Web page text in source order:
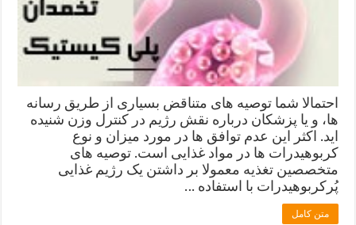
احتمالا شما توصیه های متناقض بسیاری از طریق رسانه
ها، و یا پزشکان درباره نقش رژیم در کنترل وزن شنیده
اید. اکثر این عدم توافق ها در مورد میزان و نوع
کربوهیدرات ها در مواد غذایی است. توصیه های
متخصصین تغذیه معمولا بر داشتن یک رژیم غذایی
پُرکربوهیدرات با استفاده …
متن کامل